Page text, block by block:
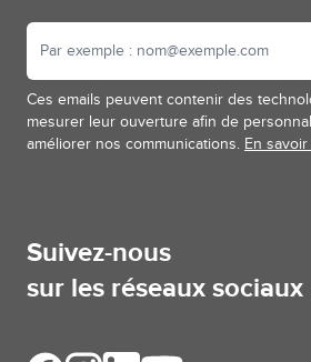
Ces emails peuvent contenir des
mesurer leur ouverture afin de
améliorer nos communications. En
Suivez-nous
sur les réseaux sociaux